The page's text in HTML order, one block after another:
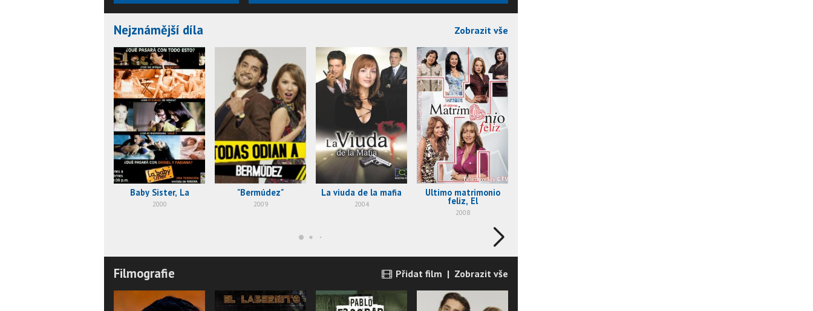
Nejznámější díla Zobrazit vše
Baby Sister, La
2000
"Bermúdez"
2009
La viuda de la mafia
2004
Ultimo matrimonio
feliz, El
2008
Filmografie Přidat film | Zobrazit vše